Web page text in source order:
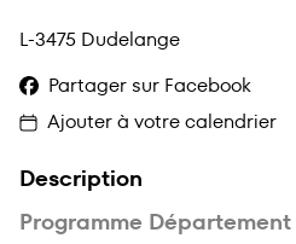
L-3475 Dudelange
Partager sur Facebook
Ajouter à votre calendrier
Description
Programme Département